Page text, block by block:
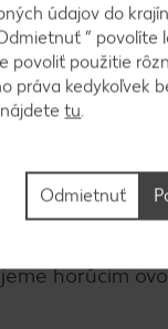
na 130 °C. Keď
nezhnedli a
a trstinovým
horúcim
údajov do
” povolíte
povoliť použitie
práva kedykoľvek
nájdetetu.
Odmietnuť